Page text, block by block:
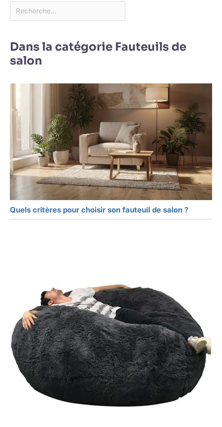
Dans la catégorie Fauteuils de
salon
Quels critères pour choisir son fauteuil de salon ?